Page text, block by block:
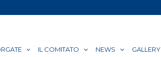
IL COMITATO NEWS GALLERY